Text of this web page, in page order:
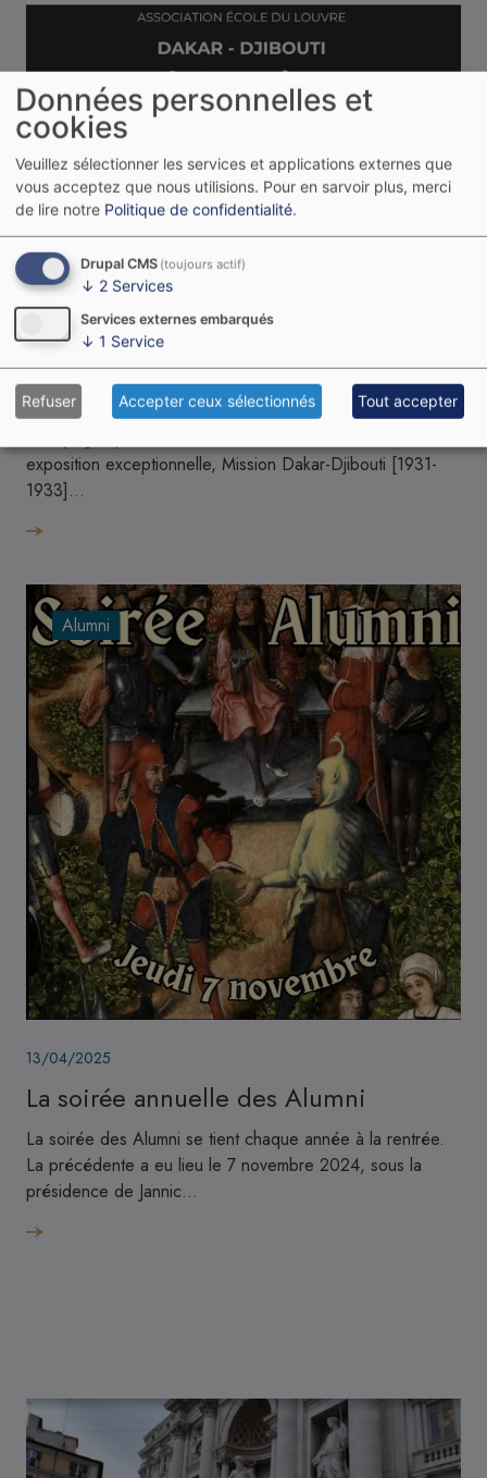
Image
09/04/2025
Traversée africaine
Du 15 avril au 14 septembre 2025, le musée du quai
exposition exceptionnelle, Mission Dakar-Djibouti [1931-
1933]…
Alumni
13/04/2025
La soirée annuelle des Alumni
La soirée des Alumni se tient chaque année à la rentrée.
La précédente a eu lieu le 7 novembre 2024, sous la
présidence de Jannic…
Image
Données personnelles et
cookies
Veuillez sélectionner les services et applications externes que
vous acceptez que nous utilisions. Pour en sarvoir plus, merci
de lire notre Politique de confidentialité.
Drupal CMS (toujours actif)
↓ 2 Services
Services externes embarqués
↓ 1 Service
Refuser Accepter ceux sélectionnés Tout accepter